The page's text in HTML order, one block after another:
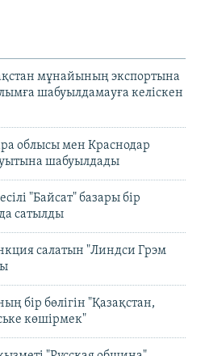
мұнайының экспортына
шабуылдамауға келіскен
облысы мен Краснодар
шабуылдады
"Байсат" базары бір
сатылды
салатын "Линдси Грэм
бір бөлігін "Қазақстан,
көшірмек"